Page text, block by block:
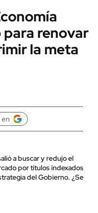
renovar
la meta
a buscar y redujo el
por títulos indexados
del Gobierno. ¿Se